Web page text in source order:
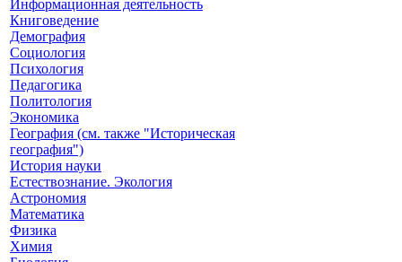
Информационная деятельность
Книговедение
Демография
Социология
Психология
Педагогика
Политология
Экономика
География (см. также "Историческая
география")
История науки
Естествознание. Экология
Астрономия
Математика
Физика
Химия